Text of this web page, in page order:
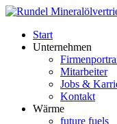
Start
Unternehmen
Mitarbeiter
Jobs &
Kontakt
Wärme
future fuels